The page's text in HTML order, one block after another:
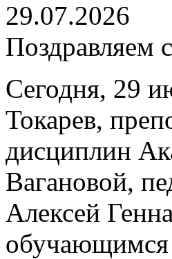
29.07.2026
Поздравляем
Сегодня, 29
Токарев,
дисциплин
Вагановой,
Алексей
обучающимся